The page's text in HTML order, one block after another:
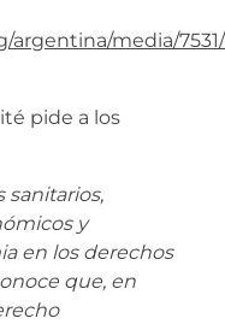
media/7531/
pide a los
sanitarios,
y
en los derechos
que, en